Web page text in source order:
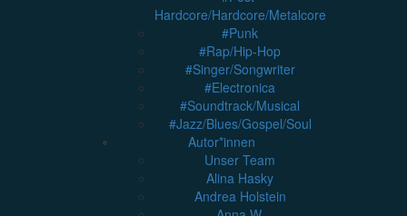
Hardcore/Hardcore/Metalcore
#Punk
#Rap/Hip-Hop
#Singer/Songwriter
#Electronica
#Soundtrack/Musical
#Jazz/Blues/Gospel/Soul
Autor*innen
Unser Team
Alina Hasky
Andrea Holstein